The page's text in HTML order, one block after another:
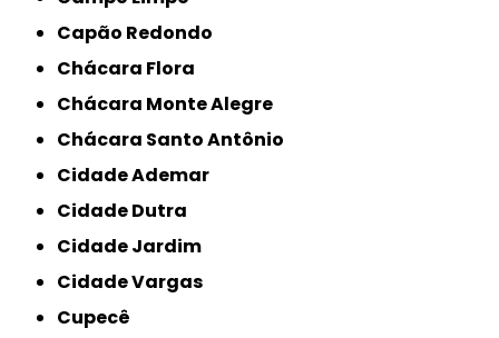
Capão Redondo
Chácara Flora
Chácara Monte Alegre
Chácara Santo Antônio
Cidade Ademar
Cidade Dutra
Cidade Jardim
Cidade Vargas
Cupecê